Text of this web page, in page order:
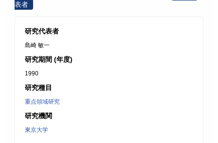
表者
研究代表者
島崎 敏一
研究期間 (年度)
1990
研究種目
重点領域研究
研究機関
東京大学